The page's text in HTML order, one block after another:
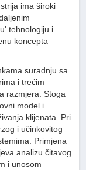
ima široki
tehnologiju i
koncepta
suradnju sa
i trećim
razmjera. Stoga
model i
klijenata. Pri
i učinkovitog
Primjena
analizu čitavog
i unosom